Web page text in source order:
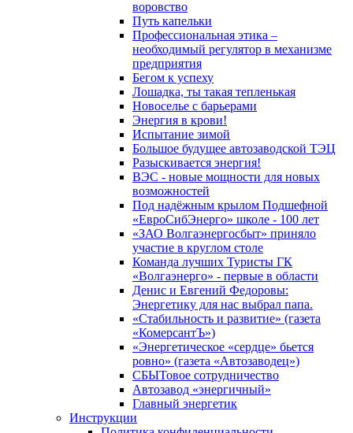
воровство
Путь капельки
Профессиональная этика –
необходимый регулятор в механизме
предприятия
Бегом к успеху
Лошадка, ты такая тепленькая
Новоселье с барьерами
Энергия в крови!
Испытание зимой
Большое будущее автозаводской ТЭЦ
Разыскивается энергия!
ВЭС - новые мощности для новых
возможностей
Под надёжным крылом Подшефной
«ЕвроСибЭнерго» школе - 100 лет
«ЗАО Волгаэнергосбыт» приняло
участие в круглом столе
Команда лучших Туристы ГК
«Волгаэнерго» - первые в области
Денис и Евгений Федоровы:
Энергетику для нас выбрал папа.
«Стабильность и развитие» (газета
«КомерсантЪ»)
«Энергетическое «сердце» бьется
ровно» (газета «Автозаводец»)
СБЫТовое сотрудничество
Автозавод «энергичный»
Главный энергетик
Инструкции